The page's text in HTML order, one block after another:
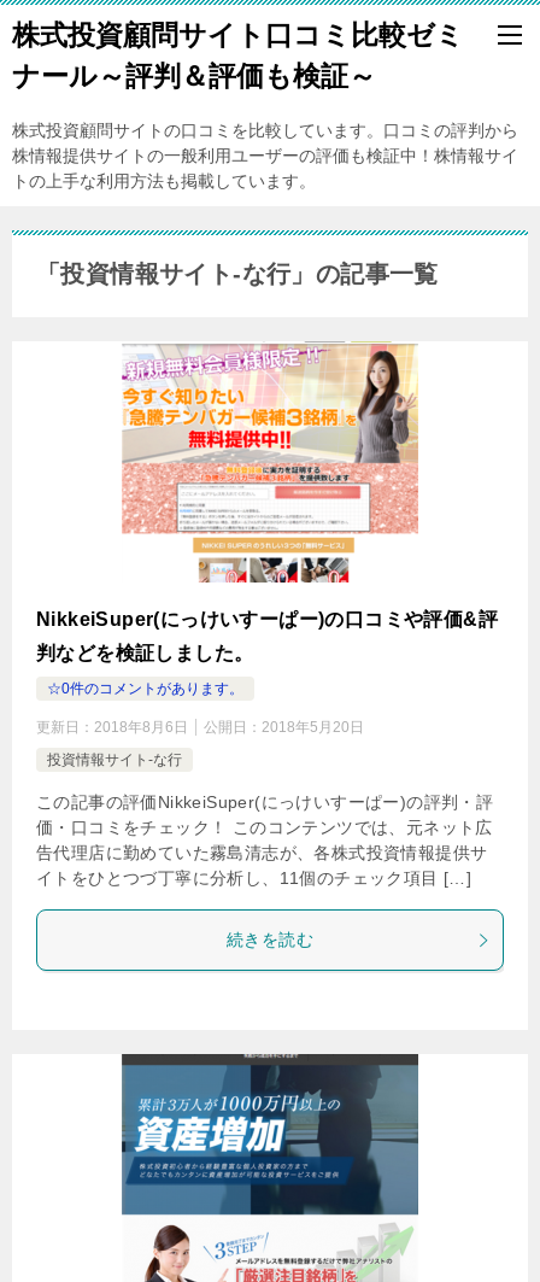
株式投資顧問サイト口コミ比較ゼミ
ナール～評判＆評価も検証～
株式投資顧問サイトの口コミを比較しています。口コミの評判から
株情報提供サイトの一般利用ユーザーの評価も検証中！株情報サイ
トの上手な利用方法も掲載しています。
「投資情報サイト-な行」の記事一覧
NikkeiSuper(にっけいすーぱー)の口コミや評価&評
判などを検証しました。
☆0件のコメントがあります。
更新日： 2018年8月6日 公開日： 2018年5月20日
投資情報サイト-な行
この記事の評価NikkeiSuper(にっけいすーぱー)の評判・評
価・口コミをチェック！ このコンテンツでは、元ネット広
告代理店に勤めていた霧島清志が、各株式投資情報提供サ
イトをひとつづ丁寧に分析し、11個のチェック項目 […]
続きを読む